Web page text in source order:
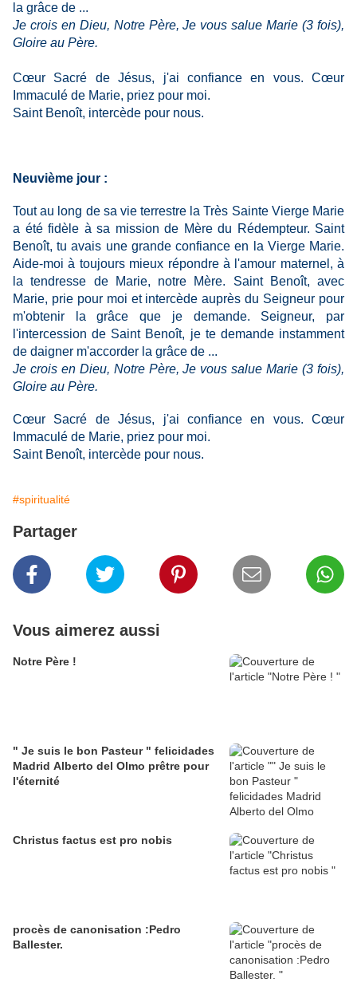
la grâce de ...
Je crois en Dieu, Notre Père, Je vous salue Marie (3 fois),
Gloire au Père.
Cœur Sacré de Jésus, j'ai confiance en vous. Cœur
Immaculé de Marie, priez pour moi.
Saint Benoît, intercède pour nous.
Neuvième jour :
Tout au long de sa vie terrestre la Très Sainte Vierge Marie
a été fidèle à sa mission de Mère du Rédempteur. Saint
Benoît, tu avais une grande confiance en la Vierge Marie.
Aide-moi à toujours mieux répondre à l'amour maternel, à
la tendresse de Marie, notre Mère. Saint Benoît, avec
Marie, prie pour moi et intercède auprès du Seigneur pour
m'obtenir la grâce que je demande. Seigneur, par
l'intercession de Saint Benoît, je te demande instamment
de daigner m'accorder la grâce de ...
Je crois en Dieu, Notre Père, Je vous salue Marie (3 fois),
Gloire au Père.
Cœur Sacré de Jésus, j'ai confiance en vous. Cœur
Immaculé de Marie, priez pour moi.
Saint Benoît, intercède pour nous.
#spiritualité
Partager
Vous aimerez aussi
Notre Père !
" Je suis le bon Pasteur " felicidades
Madrid Alberto del Olmo prêtre pour
l'éternité
Christus factus est pro nobis
procès de canonisation :Pedro
Ballester.